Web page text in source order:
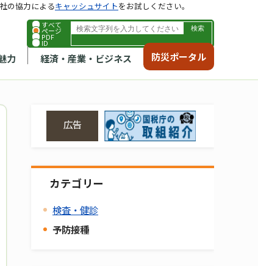
すべて
ページ
PDF
ID
力 経済・産業・ビジネス 防災ポータル
の協力によるキャッシュサイトをお試しください。
広告
カテゴリー
検査・健診
予防接種